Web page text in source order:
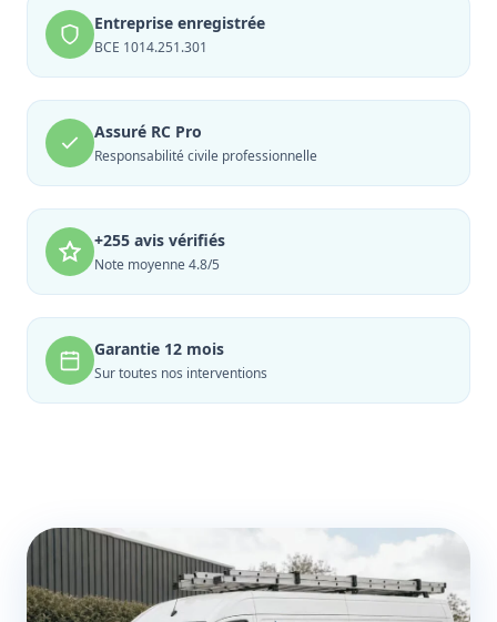
Entreprise enregistrée
BCE 1014.251.301
Assuré RC Pro
Responsabilité civile professionnelle
+255 avis vérifiés
Note moyenne 4.8/5
Garantie 12 mois
Sur toutes nos interventions